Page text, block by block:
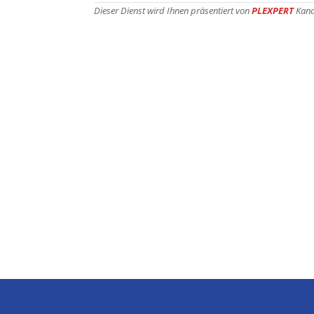
Dieser Dienst wird Ihnen präsentiert vonPLEXPERT